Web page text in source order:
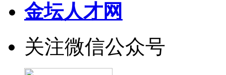
金坛人才网
关注微信公众号